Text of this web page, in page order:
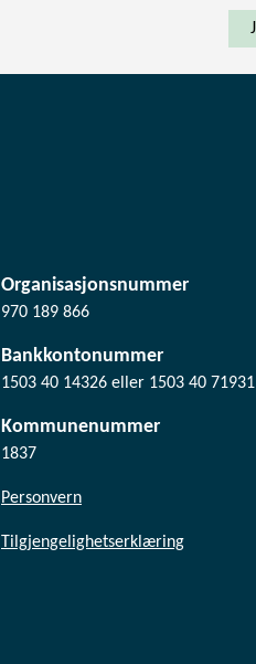
Organisasjonsnummer
970 189 866
Bankkontonummer
1503 40 14326 eller 1503 40 71931
Kommunenummer
1837
Personvern
Tilgjengelighetserklæring